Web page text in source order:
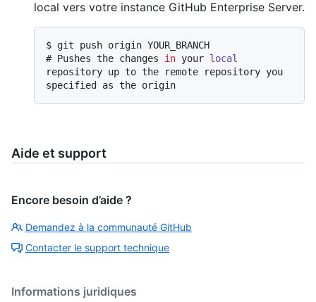
local vers votre instance GitHub Enterprise Server.
$ git push origin YOUR_BRANCH
# Pushes the changes in your local
repository up to the remote repository you
specified as the origin
Aide et support
Encore besoin d’aide ?
Demandez à la communauté GitHub
Contacter le support technique
Informations juridiques